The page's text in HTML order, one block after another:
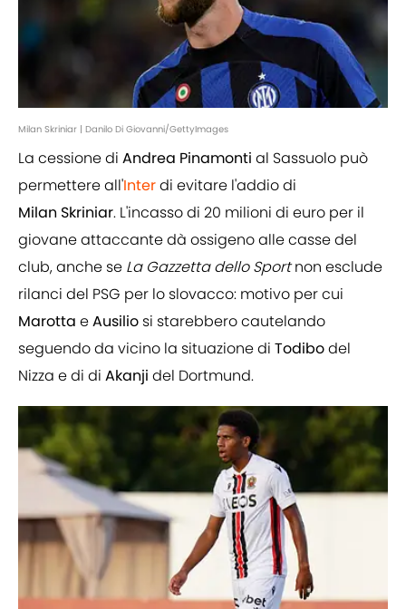
Milan Skriniar | Danilo Di Giovanni/GettyImages
La cessione di Andrea Pinamonti al Sassuolo può
permettere all'Interdi evitare l'addio di
Milan Skriniar. L'incasso di 20 milioni di euro per il
giovane attaccante dà ossigeno alle casse del
club, anche se La Gazzetta dello Sportnon esclude
rilanci del PSG per lo slovacco: motivo per cui
Marotta eAusilio si starebbero cautelando
seguendo da vicino la situazione di Todibodel
Nizza e di di Akanji del Dortmund.